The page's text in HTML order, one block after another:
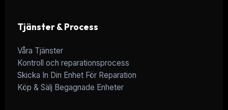
Tjänster & Process
Våra Tjänster
Kontroll och reparationsprocess
Skicka In Din Enhet För Reparation
Köp & Sälj Begagnade Enheter